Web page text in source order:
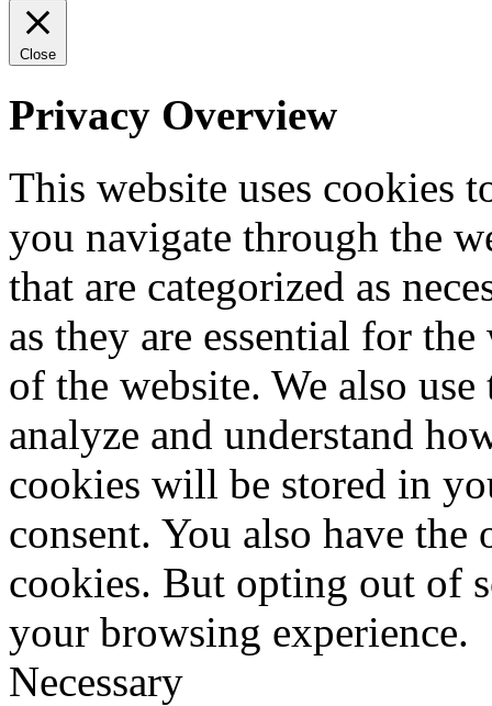
Close
Privacy Overview
This website uses cookies
you navigate through the
that are categorized as
as they are essential for
of the website. We also
analyze and understand
cookies will be stored in
consent. You also have
cookies. But opting out of
your browsing experience.
Necessary